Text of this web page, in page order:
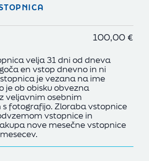
100,00 €
velja 31 dni od dneva
en vstop dnevno in ni
je vezana na ime
je ob obisku obvezna
veljavnim osebnim
fotografijo. Zloraba vstopnice
vstopnice in
nove mesečne vstopnice